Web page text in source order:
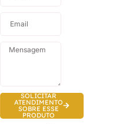
SOLICITAR
ATENDIMENTO
SOBRE ESSE
PRODUTO